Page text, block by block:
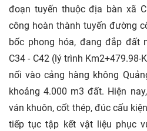
đoạn tuyến thuộc địa bàn xã
công hoàn thành tuyến đường
bốc phong hóa, đang đắp đất
C34 - C42 (lý trình
nối vào cảng hàng không
khoảng 4.000 m3 đất. Hiện
ván khuôn, cốt thép, đúc cấu
tiếp tục tập kết vật liệu phục